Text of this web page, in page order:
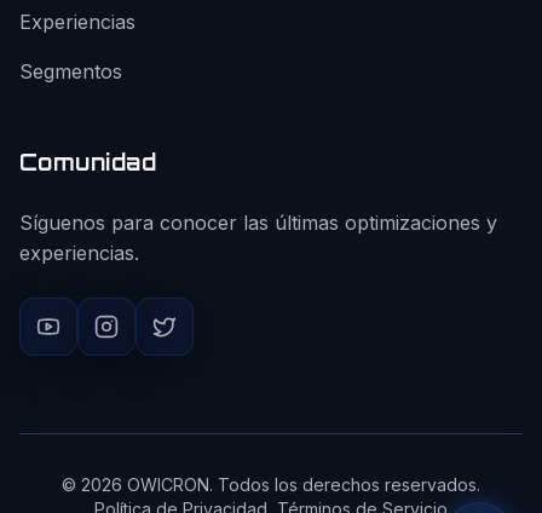
Experiencias
Segmentos
Comunidad
Síguenos para conocer las últimas optimizaciones y
experiencias.
© 2026 OWICRON. Todos los derechos reservados.
Política de Privacidad Términos de Servicio